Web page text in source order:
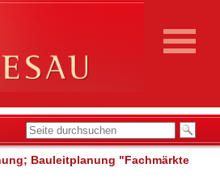
Bauleitplanung "Fachmärkte